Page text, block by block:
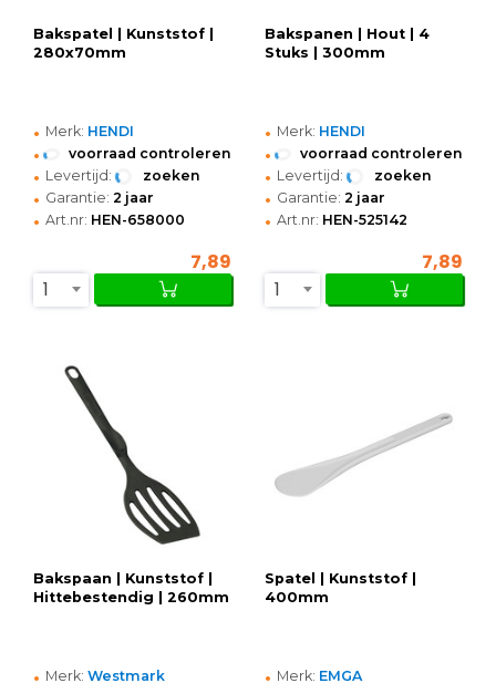
Bakspatel | Kunststof |
280x70mm
• Merk: HENDI
• voorraad controleren
• Levertijd: zoeken
• Garantie: 2 jaar
• Art.nr: HEN-658000
7,89
1
Bakspanen | Hout | 4
Stuks | 300mm
• Merk: HENDI
• voorraad controleren
• Levertijd: zoeken
• Garantie: 2 jaar
• Art.nr: HEN-525142
7,89
1
Bakspaan | Kunststof |
Hittebestendig | 260mm
• Merk: Westmark
Spatel | Kunststof |
400mm
• Merk: EMGA